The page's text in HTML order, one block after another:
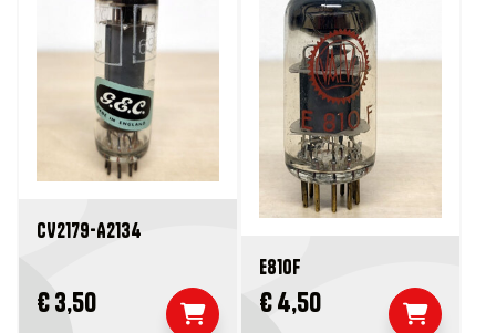
CV2179-A2134
€ 3,50
E810F
€ 4,50